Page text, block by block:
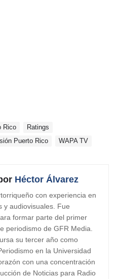
Rico
Ratings
Puerto Rico WAPA TV
Héctor Álvarez
con experiencia en
y audiovisuales. Fue
formar parte del primer
periodismo de GFR Media.
su tercer año como
en la Universidad
con una concentración
de Noticias para Radio